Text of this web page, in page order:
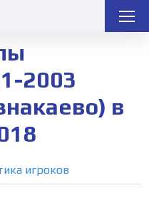
2003
в
игроков